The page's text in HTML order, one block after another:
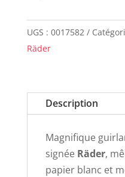
UGS : 0017582
Räder
Description
Magnifique
signée Räder,
papier blanc et